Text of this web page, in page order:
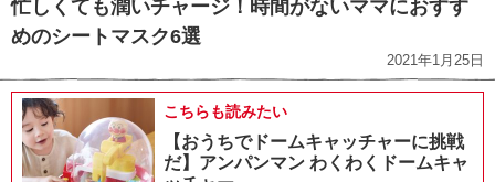
忙しくても潤いチャージ！時間がないママにおすす
めのシートマスク6選
2021年1月25日
こちらも読みたい
【おうちでドームキャッチャーに挑戦
だ】アンパンマン わくわくドームキャ